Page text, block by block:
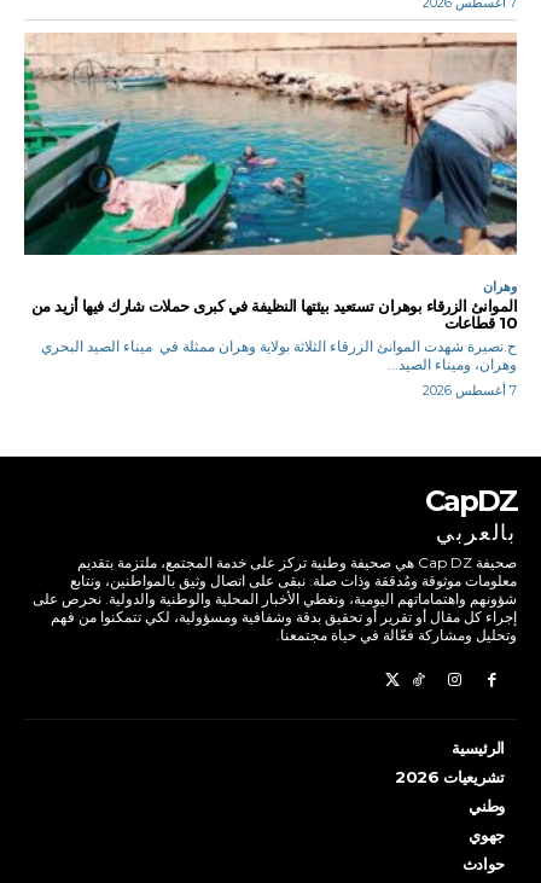
وهران
الموانئ الزرقاء بوهران تستعيد بيئتها النظيفة في كبرى حملات شارك فيها أزيد من
10 قطاعات
ح.نصيرة شهدت الموانئ الزرقاء الثلاثة بولاية وهران ممثلة في ميناء الصيد البحري
وهران، وميناء الصيد...
7 أغسطس 2026
CapDZ
بالعربي
صحيفة Cap DZ هي صحيفة وطنية تركز على خدمة المجتمع، ملتزمة بتقديم
معلومات موثوقة ومُدققة وذات صلة. نبقى على اتصال وثيق بالمواطنين، ونتابع
شؤونهم واهتماماتهم اليومية، ونغطي الأخبار المحلية والوطنية والدولية. نحرص على
إجراء كل مقال أو تقرير أو تحقيق بدقة وشفافية ومسؤولية، لكي تتمكنوا من فهم
وتحليل ومشاركة فعّالة في حياة مجتمعنا.
الرئيسية
تشريعيات 2026
وطني
جهوي
حوادث